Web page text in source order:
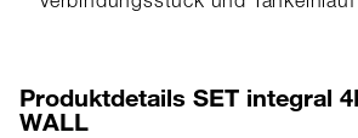
Produktdetails SET integral
WALL